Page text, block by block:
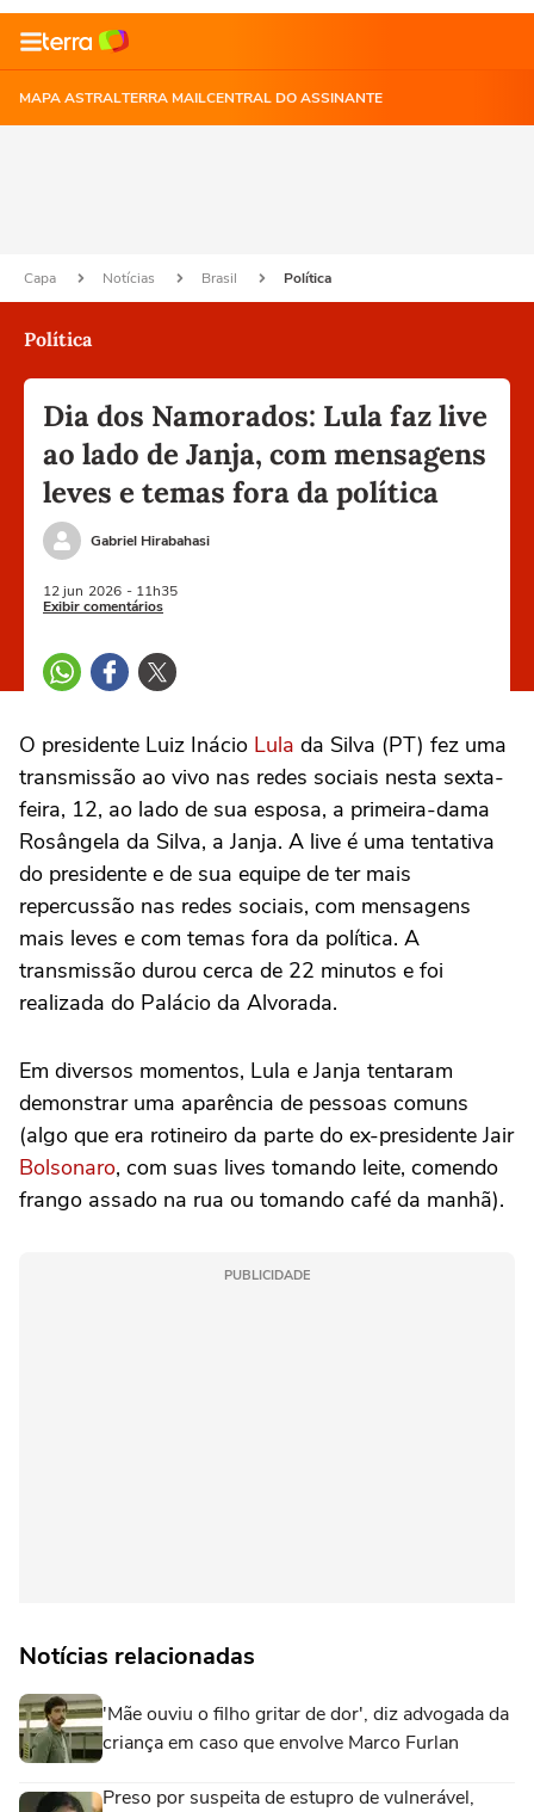
MAPA ASTRALTERRA MAILCENTRAL DO ASSINANTE
Capa Notícias Brasil Política
Política
Dia dos Namorados: Lula faz live
ao lado de Janja, com mensagens
leves e temas fora da política
Gabriel Hirabahasi
12 jun 2026 - 11h35
Exibir comentários
O presidente Luiz Inácio Lula da Silva (PT) fez uma
transmissão ao vivo nas redes sociais nesta sexta-
feira, 12, ao lado de sua esposa, a primeira-dama
Rosângela da Silva, a Janja. A live é uma tentativa
do presidente e de sua equipe de ter mais
repercussão nas redes sociais, com mensagens
mais leves e com temas fora da política. A
transmissão durou cerca de 22 minutos e foi
realizada do Palácio da Alvorada.
Em diversos momentos, Lula e Janja tentaram
demonstrar uma aparência de pessoas comuns
(algo que era rotineiro da parte do ex-presidente Jair
Bolsonaro, com suas lives tomando leite, comendo
frango assado na rua ou tomando café da manhã).
PUBLICIDADE
Notícias relacionadas
'Mãe ouviu o filho gritar de dor', diz advogada da
criança em caso que envolve Marco Furlan
Preso por suspeita de estupro de vulnerável,